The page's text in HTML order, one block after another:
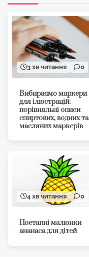
3 хв читання 0
Вибираємо маркери
для ілюстрацій:
порівняльні описи
спиртових, водних та
масляних маркерів
4 хв читання 0
Поетапні малюнки
ананаса для дітей